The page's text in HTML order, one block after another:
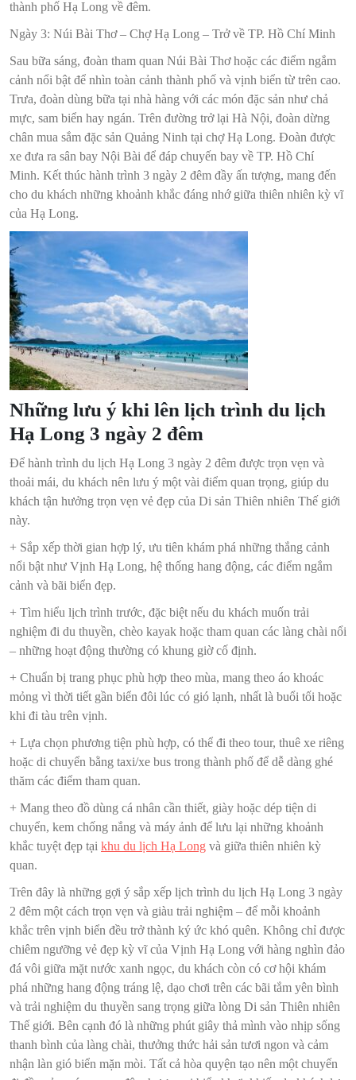
thành phố Hạ Long về đêm.
Ngày 3: Núi Bài Thơ – Chợ Hạ Long – Trở về TP. Hồ Chí Minh
Sau bữa sáng, đoàn tham quan Núi Bài Thơ hoặc các điểm ngắm
cảnh nổi bật để nhìn toàn cảnh thành phố và vịnh biển từ trên cao.
Trưa, đoàn dùng bữa tại nhà hàng với các món đặc sản như chả
mực, sam biển hay ngán. Trên đường trở lại Hà Nội, đoàn dừng
chân mua sắm đặc sản Quảng Ninh tại chợ Hạ Long. Đoàn được
xe đưa ra sân bay Nội Bài để đáp chuyến bay về TP. Hồ Chí
Minh. Kết thúc hành trình 3 ngày 2 đêm đầy ấn tượng, mang đến
cho du khách những khoảnh khắc đáng nhớ giữa thiên nhiên kỳ vĩ
của Hạ Long.
Những lưu ý khi lên lịch trình du lịch
Hạ Long 3 ngày 2 đêm
Để hành trình du lịch Hạ Long 3 ngày 2 đêm được trọn vẹn và
thoải mái, du khách nên lưu ý một vài điểm quan trọng, giúp du
khách tận hưởng trọn vẹn vẻ đẹp của Di sản Thiên nhiên Thế giới
này.
+ Sắp xếp thời gian hợp lý, ưu tiên khám phá những thắng cảnh
nổi bật như Vịnh Hạ Long, hệ thống hang động, các điểm ngắm
cảnh và bãi biển đẹp.
+ Tìm hiểu lịch trình trước, đặc biệt nếu du khách muốn trải
nghiệm đi du thuyền, chèo kayak hoặc tham quan các làng chài nổi
– những hoạt động thường có khung giờ cố định.
+ Chuẩn bị trang phục phù hợp theo mùa, mang theo áo khoác
mỏng vì thời tiết gần biển đôi lúc có gió lạnh, nhất là buổi tối hoặc
khi đi tàu trên vịnh.
+ Lựa chọn phương tiện phù hợp, có thể đi theo tour, thuê xe riêng
hoặc di chuyển bằng taxi/xe bus trong thành phố để dễ dàng ghé
thăm các điểm tham quan.
+ Mang theo đồ dùng cá nhân cần thiết, giày hoặc dép tiện di
chuyển, kem chống nắng và máy ảnh để lưu lại những khoảnh
khắc tuyệt đẹp tại khu du lịch Hạ Long và giữa thiên nhiên kỳ
quan.
Trên đây là những gợi ý sắp xếp lịch trình du lịch Hạ Long 3 ngày
2 đêm một cách trọn vẹn và giàu trải nghiệm – để mỗi khoảnh
khắc trên vịnh biển đều trở thành ký ức khó quên. Không chỉ được
chiêm ngưỡng vẻ đẹp kỳ vĩ của Vịnh Hạ Long với hàng nghìn đảo
đá vôi giữa mặt nước xanh ngọc, du khách còn có cơ hội khám
phá những hang động tráng lệ, dạo chơi trên các bãi tắm yên bình
và trải nghiệm du thuyền sang trọng giữa lòng Di sản Thiên nhiên
Thế giới. Bên cạnh đó là những phút giây thả mình vào nhịp sống
thanh bình của làng chài, thưởng thức hải sản tươi ngon và cảm
nhận làn gió biển mặn mòi. Tất cả hòa quyện tạo nên một chuyến